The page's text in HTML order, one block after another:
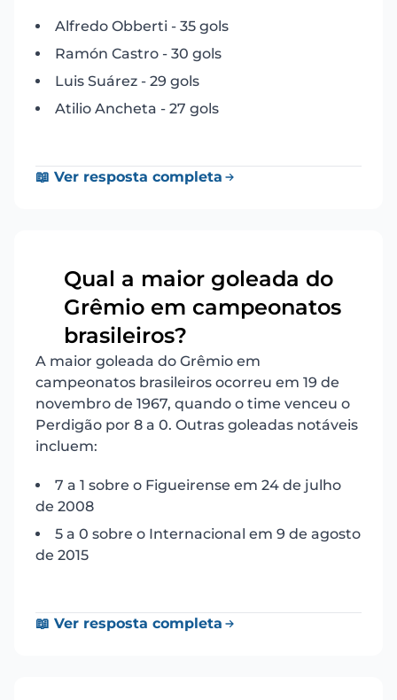
Alfredo Obberti - 35 gols
Ramón Castro - 30 gols
Luis Suárez - 29 gols
Atilio Ancheta - 27 gols
📖 Ver resposta completa
Qual a maior goleada do
Grêmio em campeonatos
brasileiros?
A maior goleada do Grêmio em
campeonatos brasileiros ocorreu em 19 de
novembro de 1967, quando o time venceu o
Perdigão por 8 a 0. Outras goleadas notáveis
incluem:
7 a 1 sobre o Figueirense em 24 de julho
de 2008
5 a 0 sobre o Internacional em 9 de agosto
de 2015
📖 Ver resposta completa